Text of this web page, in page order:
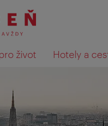
život Hotely a